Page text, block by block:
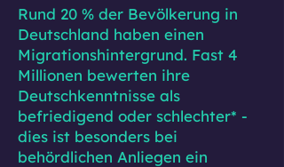
Rund 20 % der Bevölkerung in
Deutschland haben einen
Migrationshintergrund. Fast 4
Millionen bewerten ihre
Deutschkenntnisse als
befriedigend oder schlechter* -
dies ist besonders bei
behördlichen Anliegen ein